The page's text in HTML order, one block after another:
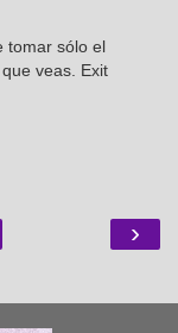
tomar sólo el
veas. Exit
›